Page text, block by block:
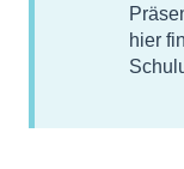
hier